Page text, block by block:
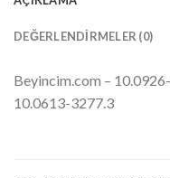
DEĞERLENDIRMELER (0)
Beyincim.com –
10.0613-3277.3